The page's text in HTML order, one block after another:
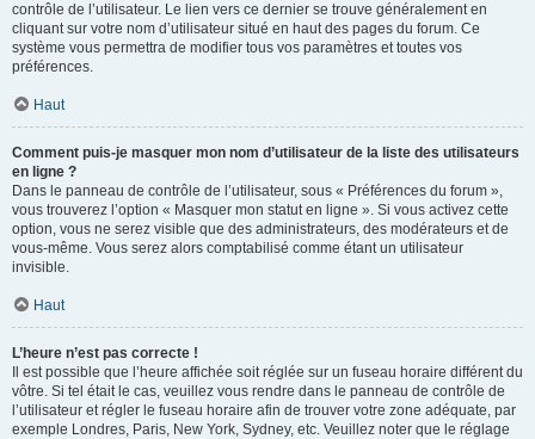
contrôle de l’utilisateur. Le lien vers ce dernier se trouve généralement en
cliquant sur votre nom d’utilisateur situé en haut des pages du forum. Ce
système vous permettra de modifier tous vos paramètres et toutes vos
préférences.
Haut
Comment puis-je masquer mon nom d’utilisateur de la liste des utilisateurs
en ligne ?
Dans le panneau de contrôle de l’utilisateur, sous « Préférences du forum »,
vous trouverez l’option « Masquer mon statut en ligne ». Si vous activez cette
option, vous ne serez visible que des administrateurs, des modérateurs et de
vous-même. Vous serez alors comptabilisé comme étant un utilisateur
invisible.
Haut
L’heure n’est pas correcte !
Il est possible que l’heure affichée soit réglée sur un fuseau horaire différent du
vôtre. Si tel était le cas, veuillez vous rendre dans le panneau de contrôle de
l’utilisateur et régler le fuseau horaire afin de trouver votre zone adéquate, par
exemple Londres, Paris, New York, Sydney, etc. Veuillez noter que le réglage